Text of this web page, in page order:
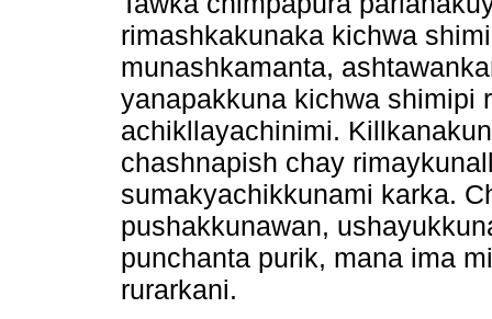
rimashkakunaka kichwa
munashkamanta,
yanapakkuna kichwa shimipi
achikllayachinimi.
chashnapish chay
sumakyachikkunami karka.
pushakkunawan,
punchanta purik, mana ima
rurarkani.